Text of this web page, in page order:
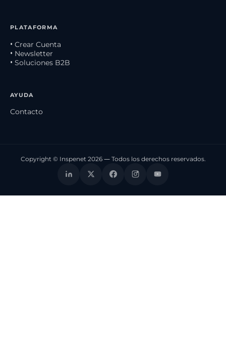
PLATAFORMA
• Crear Cuenta
• Newsletter
• Soluciones B2B
AYUDA
Contacto
Copyright © Inspenet 2026 — Todos los derechos reservados.